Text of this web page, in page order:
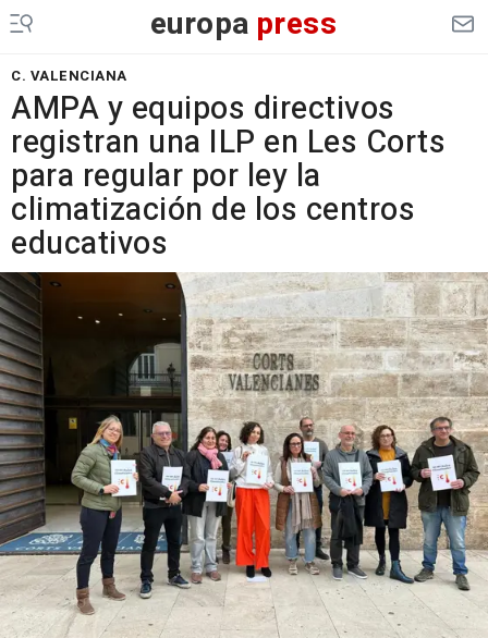
europa press
C. VALENCIANA
AMPA y equipos directivos
registran una ILP en Les Corts
para regular por ley la
climatización de los centros
educativos